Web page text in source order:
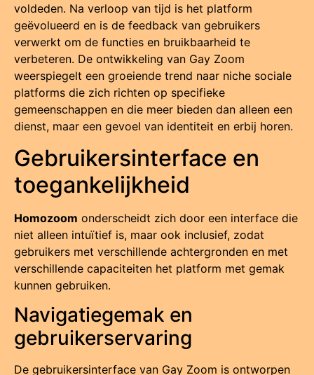
voldeden. Na verloop van tijd is het platform
geëvolueerd en is de feedback van gebruikers
verwerkt om de functies en bruikbaarheid te
verbeteren. De ontwikkeling van Gay Zoom
weerspiegelt een groeiende trend naar niche sociale
platforms die zich richten op specifieke
gemeenschappen en die meer bieden dan alleen een
dienst, maar een gevoel van identiteit en erbij horen.
Gebruikersinterface en
toegankelijkheid
Homozoom onderscheidt zich door een interface die
niet alleen intuïtief is, maar ook inclusief, zodat
gebruikers met verschillende achtergronden en met
verschillende capaciteiten het platform met gemak
kunnen gebruiken.
Navigatiegemak en
gebruikerservaring
De gebruikersinterface van Gay Zoom is ontworpen